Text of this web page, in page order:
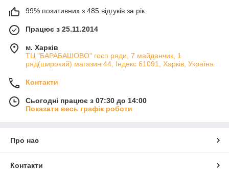
99% позитивних з 485 відгуків за рік
Працює з 25.11.2014
м. Харків
ТЦ "БАРАБАШОВО" госп ряди, 7 майданчик, 1
ряд(широкий) магазин 44, Індекс 61091, Харків, Україна
Контакти
Сьогодні працює з 07:30 до 14:00
Показати весь графік роботи
Про нас
Контакти